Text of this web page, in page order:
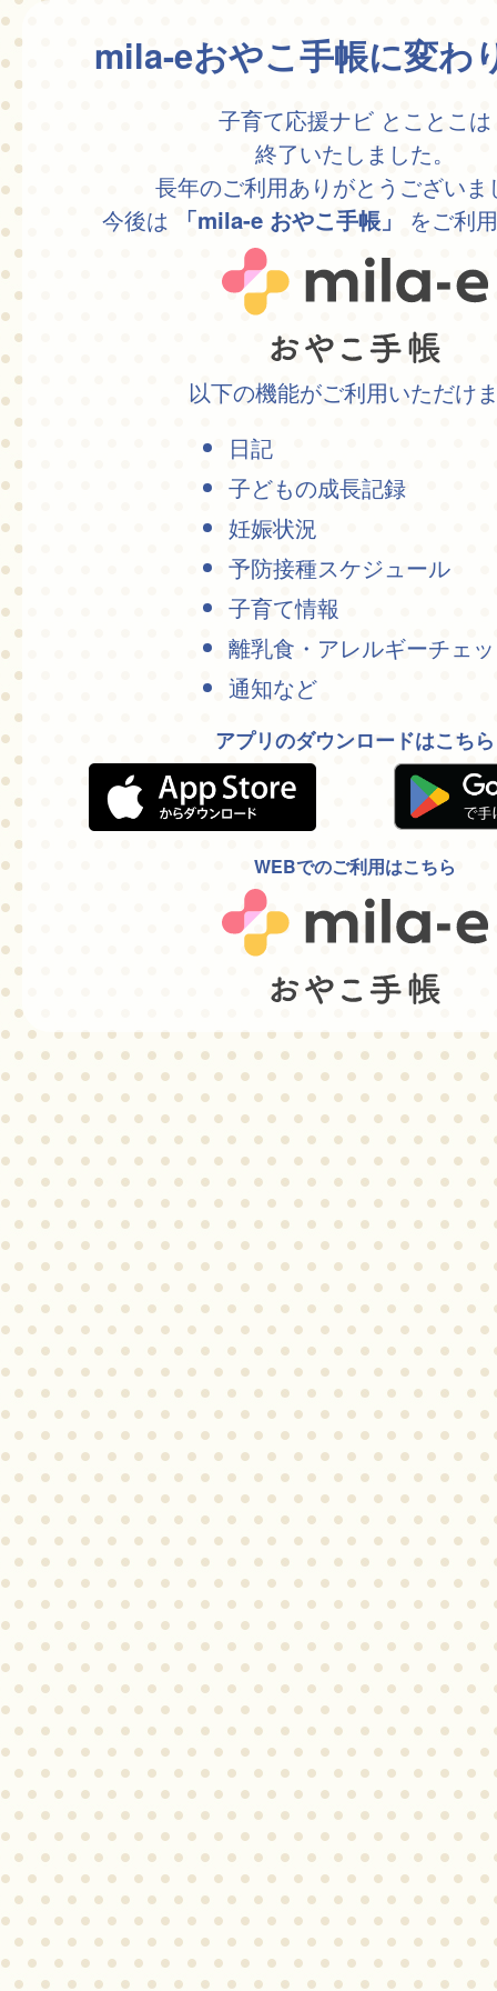
mila-eおやこ手帳に変わ
子育て応援ナビ とことこは
終了いたしました。
長年のご利用ありがとうございま
今後は
「mila-e おやこ手帳」 をご利
以下の機能がご利用いただけ
日記
子どもの成長記録
妊娠状況
予防接種スケジュール
子育て情報
離乳食・アレルギーチェ
通知など
アプリのダウンロードはこちら
WEBでのご利用はこちら